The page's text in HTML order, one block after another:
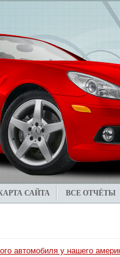
САЙТА ВСЕ ОТЧЁТЫ
автомобиля у нашего